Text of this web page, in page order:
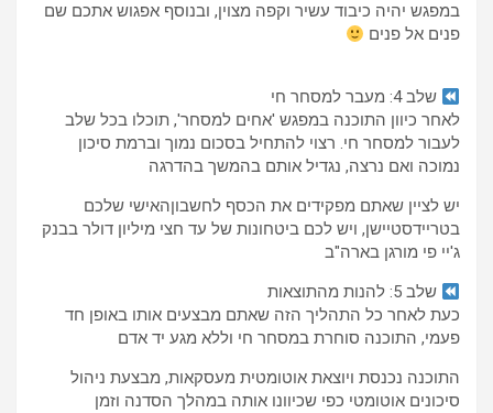
במפגש יהיה כיבוד עשיר וקפה מצוין, ובנוסף אפגוש אתכם שם
פנים אל פנים
שלב 4: מעבר למסחר חי
לאחר כיוון התוכנה במפגש 'אחים למסחר', תוכלו בכל שלב
לעבור למסחר חי. רצוי להתחיל בסכום נמוך וברמת סיכון
נמוכה ואם נרצה, נגדיל אותם בהמשך בהדרגה
יש לציין שאתם מפקידים את הכסף לחשבוןהאישי שלכם
בטריידסטיישן, ויש לכם ביטחונות של עד חצי מיליון דולר בבנק
ג'יי פי מורגן בארה"ב
שלב 5: להנות מהתוצאות
כעת לאחר כל התהליך הזה שאתם מבצעים אותו באופן חד
פעמי, התוכנה סוחרת במסחר חי וללא מגע יד אדם
התוכנה נכנסת ויוצאת אוטומטית מעסקאות, מבצעת ניהול
סיכונים אוטומטי כפי שכיוונו אותה במהלך הסדנה וזמן